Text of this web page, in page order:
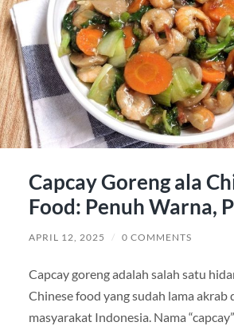
Capcay Goreng ala
Food: Penuh Warna,
APRIL 12, 2025 / 0 COMMENTS
Capcay goreng adalah salah satu
Chinese food yang sudah lama akrab
masyarakat Indonesia. Nama